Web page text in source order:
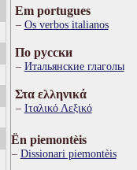
Em portugues
Os verbos italianos
По русски
Итальянские глаголы
Στα ελληνικά
Ιταλικό Λεξικό
Ën piemontèis
Dissionari piemontèis